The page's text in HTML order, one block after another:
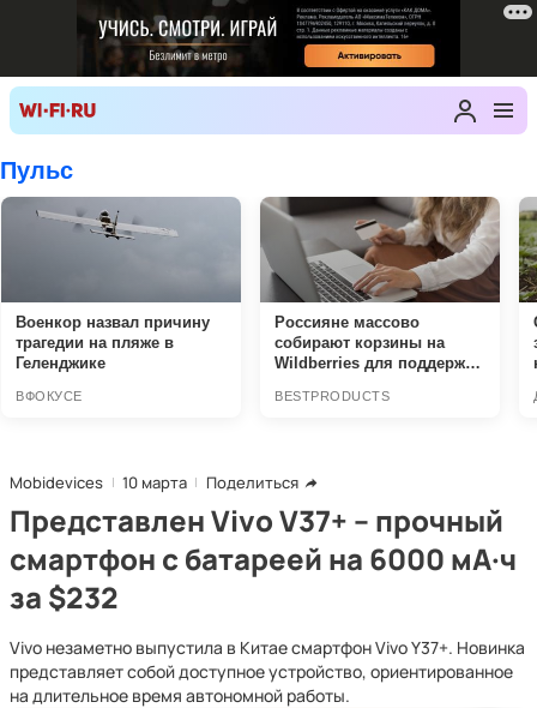
Mobidevices 10 марта Поделиться
Представлен Vivo V37+ – прочный
смартфон с батареей на 6000 мА·ч
за $232
Vivo незаметно выпустила в Китае смартфон Vivo Y37+. Новинка
представляет собой доступное устройство, ориентированное
на длительное время автономной работы.